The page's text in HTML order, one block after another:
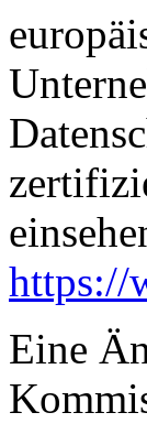
https://
Eine